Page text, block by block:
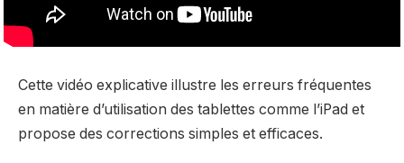
Cette vidéo explicative illustre les erreurs fréquentes
en matière d’utilisation des tablettes comme l’iPad et
propose des corrections simples et efficaces.